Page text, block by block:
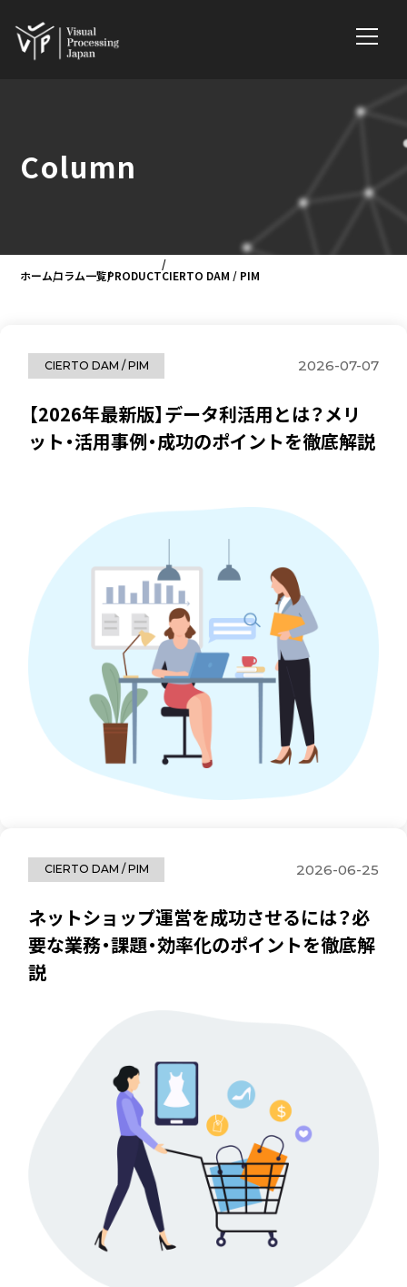
Column
ホームコラム一覧PRODUCTCIERTO DAM / PIM
CIERTO DAM / PIM 2026-07-07
【2026年最新版】データ利活用とは？メリ
ット・活用事例・成功のポイントを徹底解説
CIERTO DAM / PIM 2026-06-25
ネットショップ運営を成功させるには？必
要な業務・課題・効率化のポイントを徹底解
説